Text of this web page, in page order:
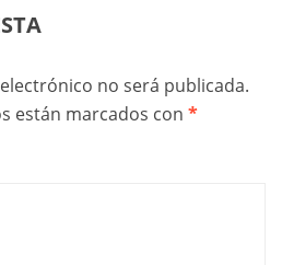
no será publicada.
están marcados con *